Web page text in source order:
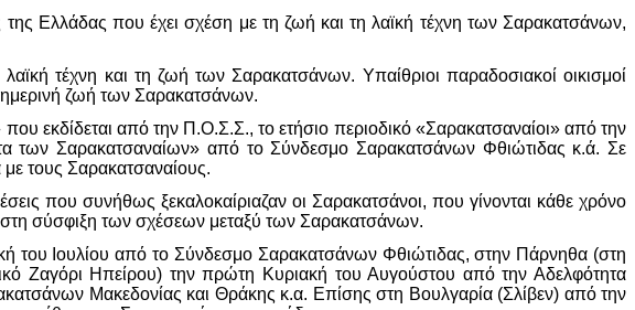
Ελλάδας που έχει σχέση με τη ζωή και τη λαϊκή τέχνη των Σαρακατσάνων,
τέχνη και τη ζωή των Σαρακατσάνων. Υπαίθριοι παραδοσιακοί οικισμοί
ζωή των Σαρακατσάνων.
εκδίδεται από την Π.Ο.Σ.Σ., το ετήσιο περιοδικό «Σαρακατσαναίοι» από την
των Σαρακατσαναίων» από το Σύνδεσμο Σαρακατσάνων Φθιώτιδας κ.ά. Σε
με τους Σαρακατσαναίους.
που συνήθως ξεκαλοκαίριαζαν οι Σαρακατσάνοι, που γίνονται κάθε χρόνο
στη σύσφιξη των σχέσεων μεταξύ των Σαρακατσάνων.
του Ιουλίου από το Σύνδεσμο Σαρακατσάνων Φθιώτιδας, στην Πάρνηθα (στη
Ζαγόρι Ηπείρου) την πρώτη Κυριακή του Αυγούστου από την Αδελφότητα
Μακεδονίας και Θράκης κ.α. Επίσης στη Βουλγαρία (Σλίβεν) από την